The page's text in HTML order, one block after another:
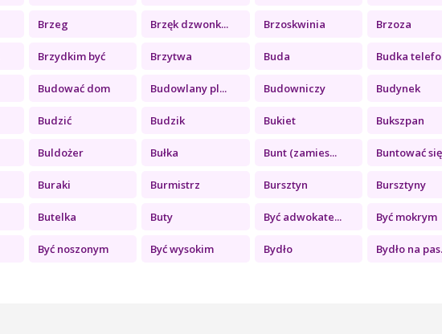
Brzeg Brzęk dzwonk... Brzoskwinia Brzoza
Brzydkim być Brzytwa Buda Budka
Budować dom Budowlany pl... Budowniczy Budynek
Budzić Budzik Bukiet Bukszpan
Buldożer Bułka Bunt (zamies... Buntować się
Buraki Burmistrz Bursztyn Bursztyny
Butelka Buty Być adwokate... Być mokrym
Być noszonym Być wysokim Bydło Bydło na